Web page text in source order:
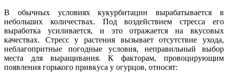
В обычных условиях кукурбитацин вырабатывается в
небольших количествах. Под воздействием стресса его
выработка усиливается, и это отражается на вкусовых
качествах. Стресс у растения вызывает отсутствие ухода,
неблагопритные погодные условия, неправильный выбор
места для выращивания. К факторам, провоцирующим
появления горького привкуса у огурцов, относят: